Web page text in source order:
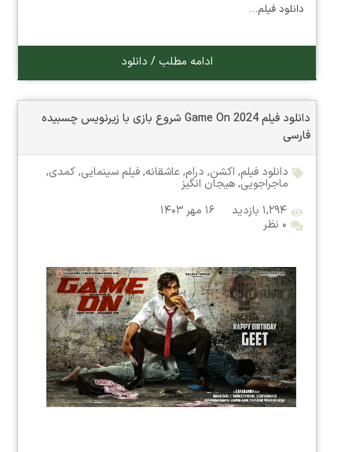
دانلود فیلم…
ادامه مطلب / دانلود
دانلود فیلم Game On 2024 شروع بازی با زیرنویس چسبیده
فارسی
دانلود فیلم, اکشن, درام,عاشقانه,فیلم سینمایی,کمدی,
ماجراجویی,هیجان انگیز
۱,۲۹۴ بازدید
۱۶ مهر ۱۴۰۳
۰ نظر